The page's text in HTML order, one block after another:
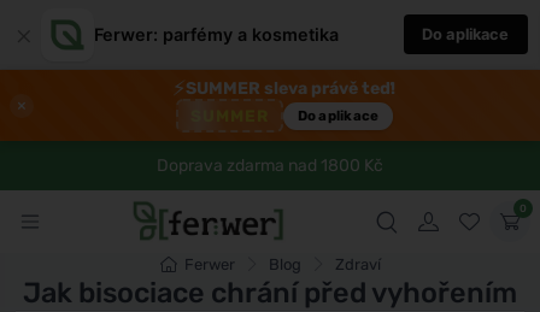
Ferwer: parfémy a kosmetika Do aplikace
×
⚡SUMMER sleva právě teď!
Do aplikace
Doprava zdarma nad 1800 Kč
0
Ferwer Blog Zdraví
Jak bisociace chrání před vyhořením